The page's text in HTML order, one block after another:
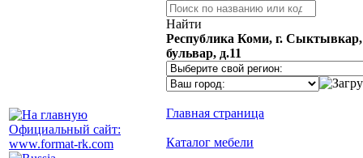
Официальный сайт:
www.format-rk.com
Найти
Республика Коми, г.
бульвар, д.11
Главная страница
Каталог мебели